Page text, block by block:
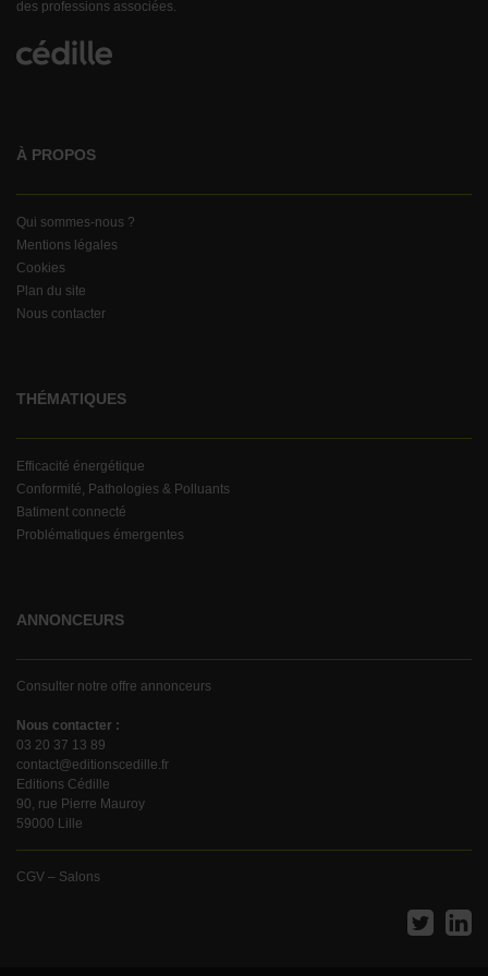
des professions associées.
À PROPOS
Qui sommes-nous ?
Mentions légales
Cookies
Plan du site
Nous contacter
THÉMATIQUES
Efficacité énergétique
Conformité, Pathologies & Polluants
Batiment connecté
Problématiques émergentes
ANNONCEURS
Consulter notre offre annonceurs
Nous contacter :
03 20 37 13 89
contact@editionscedille.fr
Editions Cédille
90, rue Pierre Mauroy
59000 Lille
CGV – Salons